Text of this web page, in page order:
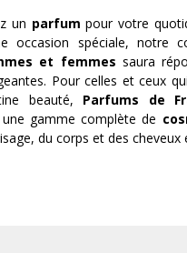
un parfum pour votre
occasion spéciale, notre
et femmes saura
Pour celles et ceux
beauté, Parfums de
gamme complète de
du corps et des cheveux